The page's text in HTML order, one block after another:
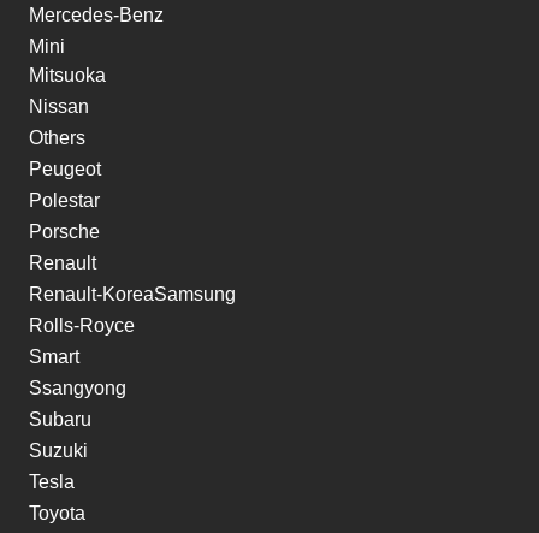
Mercedes-Benz
Mini
Mitsuoka
Nissan
Others
Peugeot
Polestar
Porsche
Renault
Renault-KoreaSamsung
Rolls-Royce
Smart
Ssangyong
Subaru
Suzuki
Tesla
Toyota